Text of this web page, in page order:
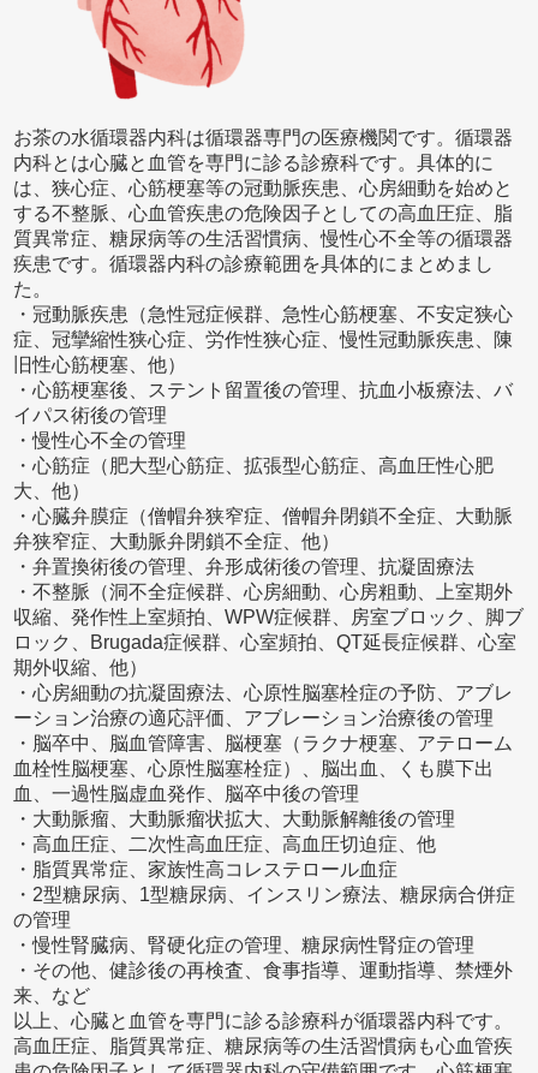
お茶の水循環器内科は循環器専門の医療機関です。循環器
内科とは心臓と血管を専門に診る診療科です。具体的に
は、狭心症、心筋梗塞等の冠動脈疾患、心房細動を始めと
する不整脈、心血管疾患の危険因子としての高血圧症、脂
質異常症、糖尿病等の生活習慣病、慢性心不全等の循環器
疾患です。循環器内科の診療範囲を具体的にまとめまし
た。
・冠動脈疾患（急性冠症候群、急性心筋梗塞、不安定狭心
症、冠攣縮性狭心症、労作性狭心症、慢性冠動脈疾患、陳
旧性心筋梗塞、他）
・心筋梗塞後、ステント留置後の管理、抗血小板療法、バ
イパス術後の管理
・慢性心不全の管理
・心筋症（肥大型心筋症、拡張型心筋症、高血圧性心肥
大、他）
・心臓弁膜症（僧帽弁狭窄症、僧帽弁閉鎖不全症、大動脈
弁狭窄症、大動脈弁閉鎖不全症、他）
・弁置換術後の管理、弁形成術後の管理、抗凝固療法
・不整脈（洞不全症候群、心房細動、心房粗動、上室期外
収縮、発作性上室頻拍、WPW症候群、房室ブロック、脚ブ
ロック、Brugada症候群、心室頻拍、QT延長症候群、心室
期外収縮、他）
・心房細動の抗凝固療法、心原性脳塞栓症の予防、アブレ
ーション治療の適応評価、アブレーション治療後の管理
・脳卒中、脳血管障害、脳梗塞（ラクナ梗塞、アテローム
血栓性脳梗塞、心原性脳塞栓症）、脳出血、くも膜下出
血、一過性脳虚血発作、脳卒中後の管理
・大動脈瘤、大動脈瘤状拡大、大動脈解離後の管理
・高血圧症、二次性高血圧症、高血圧切迫症、他
・脂質異常症、家族性高コレステロール血症
・2型糖尿病、1型糖尿病、インスリン療法、糖尿病合併症
の管理
・慢性腎臓病、腎硬化症の管理、糖尿病性腎症の管理
・その他、健診後の再検査、食事指導、運動指導、禁煙外
来、など
以上、心臓と血管を専門に診る診療科が循環器内科です。
高血圧症、脂質異常症、糖尿病等の生活習慣病も心血管疾